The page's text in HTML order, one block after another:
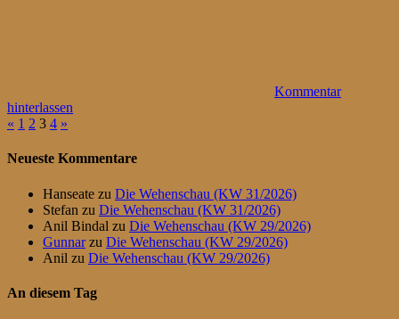
Kommentar
hinterlassen
Seitennummerierung
der
« Vorherige
1 2 3 4 Nächste
»
Neueste Kommentare
Hanseate zu Die Wehenschau (KW 31/2026)
Stefan zu Die Wehenschau (KW 31/2026)
Anil Bindal zu Die Wehenschau (KW 29/2026)
Gunnarzu Die Wehenschau (KW 29/2026)
Anil zu Die Wehenschau (KW 29/2026)
An diesem Tag